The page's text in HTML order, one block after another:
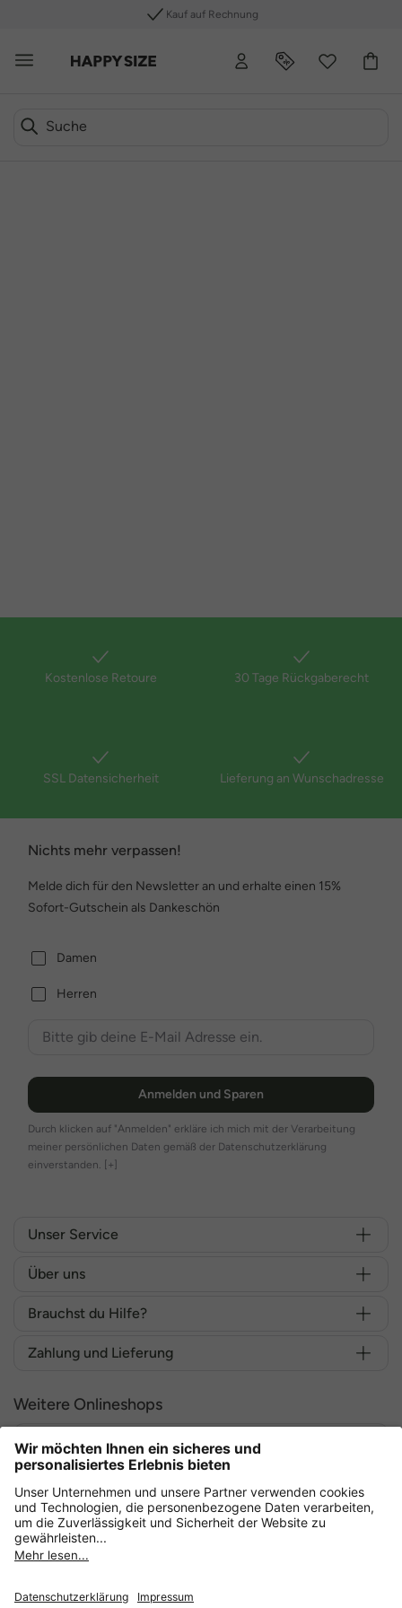
Kauf auf Rechnung
Kostenlose Retoure 30 Tage Rückgaberecht
SSL Datensicherheit Lieferung an Wunschadresse
Nichts mehr verpassen!
Melde dich für den Newsletter an und erhalte einen 15%
Sofort-Gutschein als Dankeschön
Damen
Herren
Anmelden und Sparen
Durch klicken auf "Anmelden" erkläre ich mich mit der Verarbeitung
meiner persönlichen Daten gemäß der Datenschutzerklärung
einverstanden. [+]
Unser Service
Über uns
Brauchst du Hilfe?
Zahlung und Lieferung
Weitere Onlineshops
Deutschland
Sicher einkaufen mit